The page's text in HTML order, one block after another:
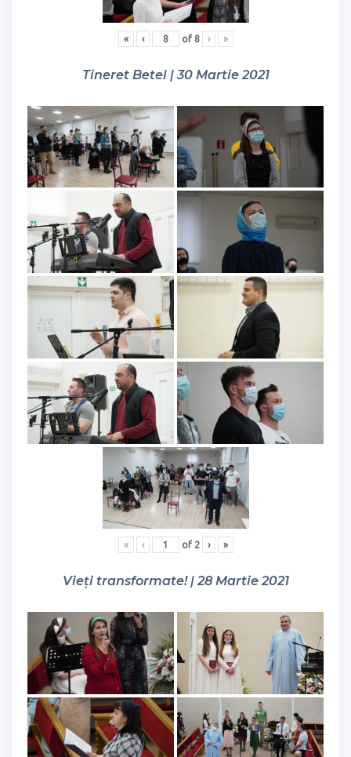
« ‹ of 8 › »
Tineret Betel | 30 Martie 2021
« ‹ of 2 › »
Vieți transformate! | 28 Martie 2021